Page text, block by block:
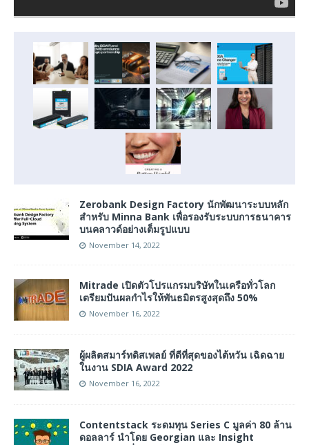
Zerobank Design Factory นักพัฒนาระบบหลัก
สำหรับ Minna Bank เพื่อรองรับระบบการธนาคาร
บนคลาวด์อย่างเต็มรูปแบบ
November 14, 2022
Mitrade เปิดตัวโปรแกรมบริษัทในเครือทั่วโลก
เตรียมปันผลกำไรให้พันธมิตรสูงสุดถึง 50%
November 16, 2022
ผู้ผลิตสมาร์ทดิสเพลย์ ที่ดีที่สุดของไต้หวัน เฉิดฉาย
ในงาน SDIA Award 2022
November 16, 2022
Contentstack ระดมทุน Series C มูลค่า 80 ล้าน
ดอลลาร์ นำโดย Georgian และ Insight